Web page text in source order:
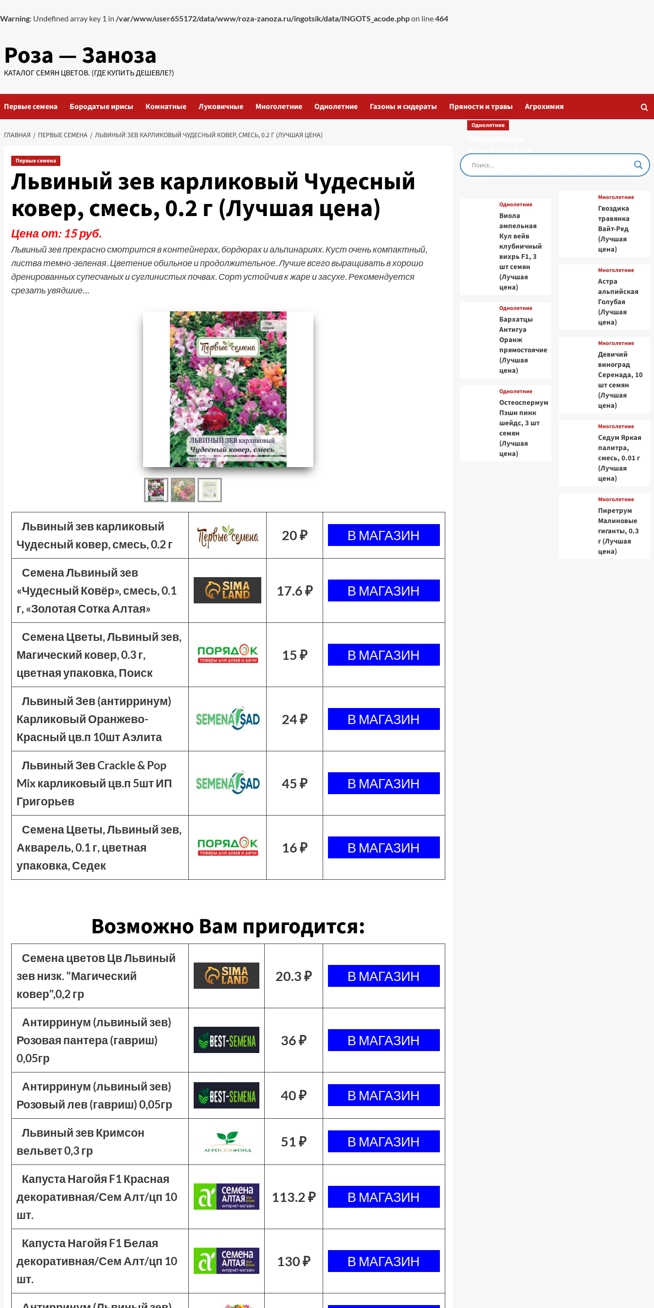
Warning: Undefined array key 1 in /var/www/user655172/data/www/roza-zanoza.ru/ingotsik/data/INGOTS_acode.phpon line464
содержимому
Роза — Заноза
КАТАЛОГ СЕМЯН ЦВЕТОВ. (ГДЕ КУПИТЬ ДЕШЕВЛЕ?)
Первые семена Бородатые ирисы Комнатные Луковичные Многолетние Однолетние Газоны и сидераты Пряности и травы Агрохимия
ГЛАВНАЯ ПЕРВЫЕ СЕМЕНА ЛЬВИНЫЙ ЗЕВ КАРЛИКОВЫЙ ЧУДЕСНЫЙ КОВЕР, СМЕСЬ, 0.2 Г (ЛУЧШАЯ ЦЕНА)
Первые семена
Львиный зев карликовый Чудесный
ковер, смесь, 0.2 г (Лучшая цена)
Цена от: 15 руб.
Львиный зев прекрасно смотрится в контейнерах, бордюрах и альпинариях. Куст очень компактный,
листва темно-зеленая. Цветение обильное и продолжительное. Лучше всего выращивать в хорошо
дренированных супесчаных и суглинистых почвах. Сорт устойчив к жаре и засухе. Рекомендуется
срезать увядшие…
Львиный зев карликовый
Чудесный ковер, смесь, 0.2 г
20 ₽
Семена Львиный зев
«Чудесный Ковёр», смесь, 0.1
г, «Золотая Сотка Алтая»
17.6 ₽
Семена Цветы, Львиный зев,
Магический ковер, 0.3 г,
цветная упаковка, Поиск
15 ₽
Львиный Зев (антирринум)
Карликовый Оранжево-
Красный цв.п 10шт Аэлита
24 ₽
Львиный Зев Crackle & Pop
Mix карликовый цв.п 5шт ИП
Григорьев
45 ₽
Семена Цветы, Львиный зев,
Акварель, 0.1 г, цветная
упаковка, Седек
16 ₽
Возможно Вам пригодится:
Семена цветов Цв Львиный
зев низк. "Магический
ковер",0,2 гр
20.3 ₽
Антирринум (львиный зев)
Розовая пантера (гавриш)
0,05гр
36 ₽
Антирринум (львиный зев)
Розовый лев (гавриш) 0,05гр
40 ₽
Львиный зев Кримсон
вельвет 0,3 гр
51 ₽
Капуста Нагойя F1 Красная
декоративная/Сем Алт/цп 10
шт.
113.2 ₽
Капуста Нагойя F1 Белая
декоративная/Сем Алт/цп 10
шт.
130 ₽
Однолетние
Пэшн Роуз, 3 шт
семян (Лучшая
цена)
Однолетние
Виола
ампельная
Кул вейв
клубничный
вихрь F1, 3
шт семян
(Лучшая
цена)
Однолетние
Бархатцы
Антигуа
Оранж
прямостоячие
(Лучшая
цена)
Однолетние
Остеоспермум
Пэшн пинк
шейдс, 3 шт
семян
(Лучшая
цена)
Многолетние
Гвоздика
травянка
Вайт-Ред
(Лучшая
цена)
Многолетние
Астра
альпийская
Голубая
(Лучшая
цена)
Многолетние
Девичий
виноград
Серенада, 10
шт семян
(Лучшая
цена)
Многолетние
Седум Яркая
палитра,
смесь, 0.01 г
(Лучшая
цена)
Многолетние
Пиретрум
Малиновые
гиганты, 0.3
г (Лучшая
цена)